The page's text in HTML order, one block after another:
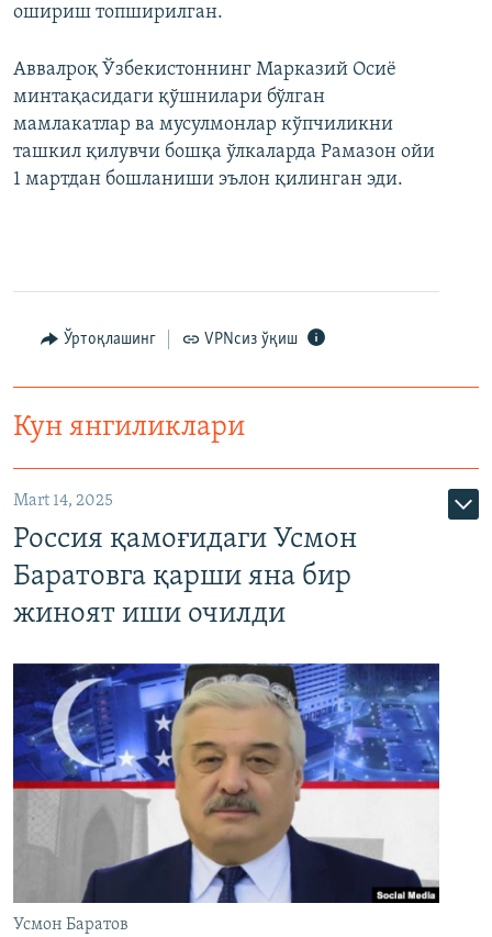
ошириш топширилган.
Аввалроқ Ўзбекистоннинг Марказий Осиё
минтақасидаги қўшнилари бўлган
мамлакатлар ва мусулмонлар кўпчиликни
ташкил қилувчи бошқа ўлкаларда Рамазон ойи
1 мартдан бошланиши эълон қилинган эди.
Ўртоқлашинг VPNсиз ўқиш
Кун янгиликлари
Mart 14, 2025
Россия қамоғидаги Усмон
Баратовга қарши яна бир
жиноят иши очилди
Усмон Баратов